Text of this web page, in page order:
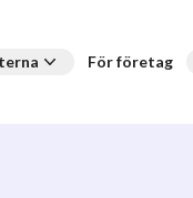
För företag